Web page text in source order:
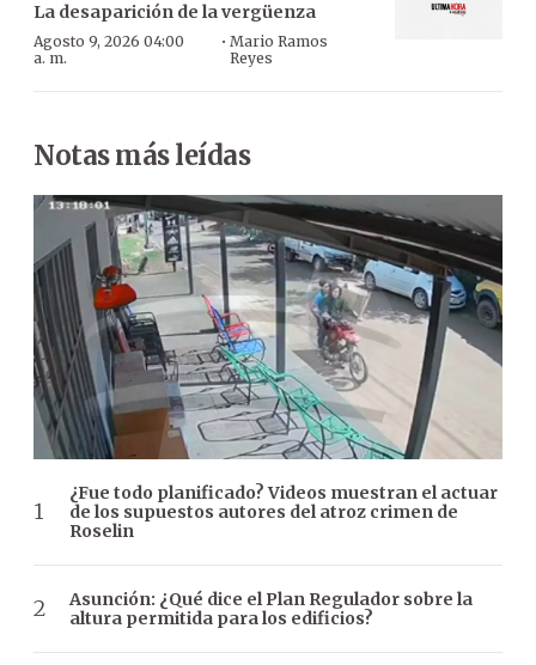
La desaparición de la vergüenza
Agosto 9, 2026 04:00
a. m.
· Mario Ramos
Reyes
Notas más leídas
¿Fue todo planificado? Videos muestran el actuar
de los supuestos autores del atroz crimen de
Roselin
Asunción: ¿Qué dice el Plan Regulador sobre la
altura permitida para los edificios?